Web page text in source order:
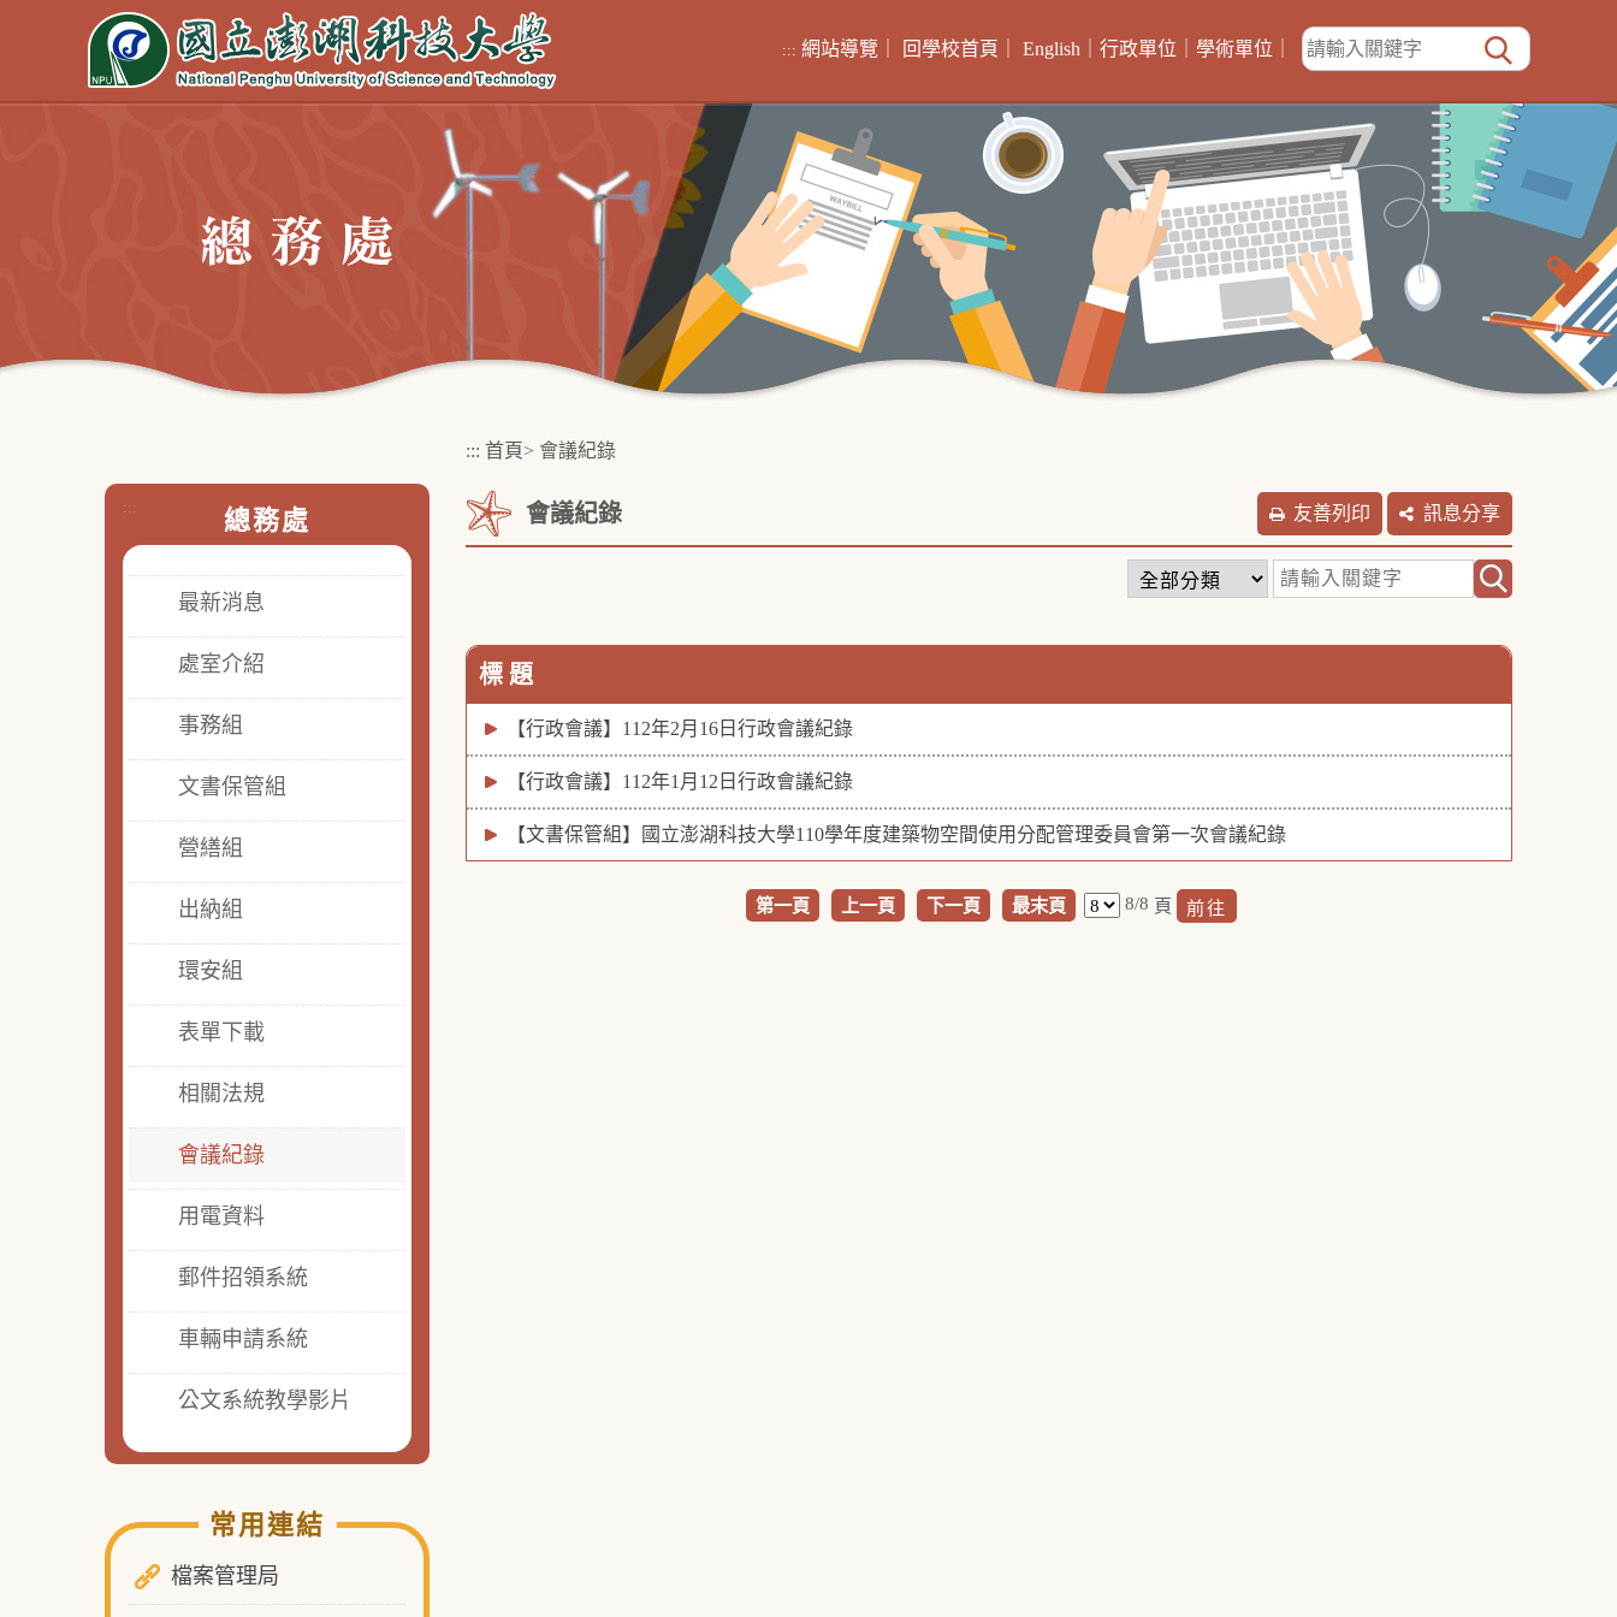
::: 網站導覽 回學校首頁 English 行政單位 學術單位
::: 總務處
最新消息
處室介紹
事務組
文書保管組
營繕組
出納組
環安組
表單下載
相關法規
會議紀錄
用電資料
郵件招領系統
車輛申請系統
公文系統教學影片
常用連結
檔案管理局
::: 首頁> 會議紀錄
會議紀錄 友善列印 訊息分享
標 題
【行政會議】112年2月16日行政會議紀錄
【行政會議】112年1月12日行政會議紀錄
【文書保管組】國立澎湖科技大學110學年度建築物空間使用分配管理委員會第一次會議紀錄
第一頁 上一頁 下一頁 最末頁 8/8 頁